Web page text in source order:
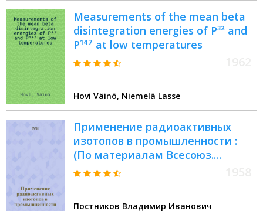
Measurements of the mean beta
disintegration energies of P³² and
P¹⁴⁷ at low temperatures
Hovi Väinö, Niemelä Lasse
Применение радиоактивных
изотопов в промышленности :
(По материалам Всесоюз.
конференции, г. Москва)
Постников Владимир Иванович